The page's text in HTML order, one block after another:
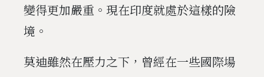
變得更加嚴重。現在印度就處於這樣的險
境。
莫迪雖然在壓力之下，曾經在一些國際場